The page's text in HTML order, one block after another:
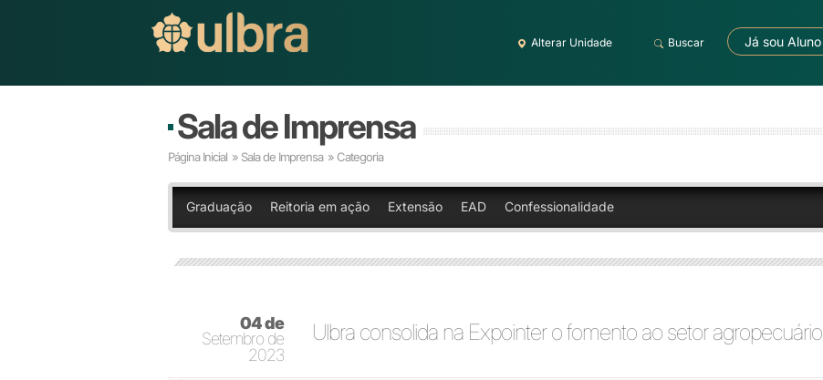
Alterar Unidade Buscar Já sou Aluno
Sala de Imprensa
Página Inicial » Sala de Imprensa » Categoria
Graduação Reitoria em ação Extensão EAD Confessionalidade
04 de
Setembro de
2023
Ulbra consolida na Expointer o fomento ao setor agropecuário